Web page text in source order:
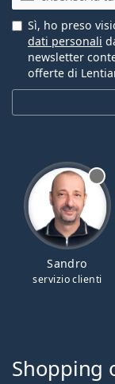
Sì, ho preso
dati personali
newsletter
offerte di
Sandro
servizio clienti
Shopping